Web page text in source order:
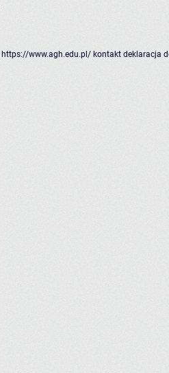
https://www.agh.edu.pl/ kontakt deklaracja